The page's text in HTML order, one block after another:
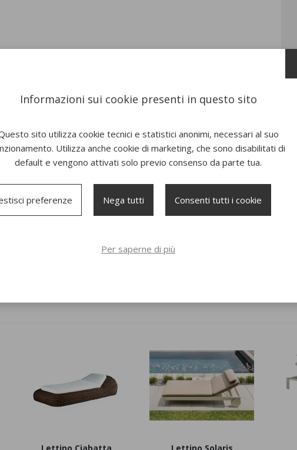
Lettino Ciabatta Lettino Solaris
Informazioni sui cookie presenti in questo sito
sito utilizza cookie tecnici e statistici anonimi, necessari al suo
Utilizza anche cookie di marketing, che sono disabilitati di
default e vengono attivati solo previo consenso da parte tua.
preferenze Nega tutti Consenti tutti i cookie
Per saperne di più